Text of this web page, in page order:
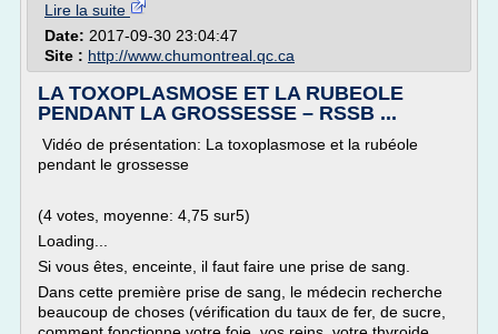
Lire la suite
Date: 2017-09-30 23:04:47
Site : http://www.chumontreal.qc.ca
LA TOXOPLASMOSE ET LA RUBEOLE
PENDANT LA GROSSESSE – RSSB ...
Vidéo de présentation: La toxoplasmose et la rubéole
pendant le grossesse
(4 votes, moyenne: 4,75 sur5)
Loading...
Si vous êtes, enceinte, il faut faire une prise de sang.
Dans cette première prise de sang, le médecin recherche
beaucoup de choses (vérification du taux de fer, de sucre,